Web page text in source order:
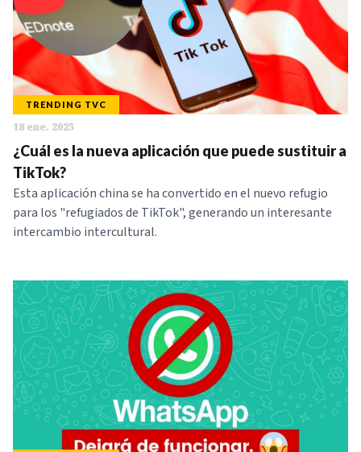
TRENDING TVC
18 ene. 2025
¿Cuál es la nueva aplicación que puede sustituir a
TikTok?
Esta aplicación china se ha convertido en el nuevo refugio
para los "refugiados de TikTok", generando un interesante
intercambio intercultural.